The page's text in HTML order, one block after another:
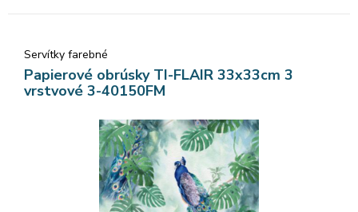
Servítky farebné
Papierové obrúsky TI-FLAIR 33x33cm 3
vrstvové 3-40150FM